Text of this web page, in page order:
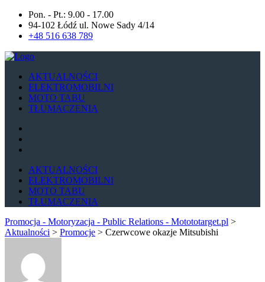
Pon. - Pt.: 9.00 - 17.00
94-102 Łódź ul. Nowe Sady 4/14
+48 516 638 789
AKTUALNOŚCI
ELEKTROMOBILNI
MOTO TABU
TŁUMACZENIA
AKTUALNOŚCI
ELEKTROMOBILNI
MOTO TABU
TŁUMACZENIA
Promocja - Motoryzacja - Public Relations - Motototarget.pl >
Aktualności > Promocje > Czerwcowe okazje Mitsubishi